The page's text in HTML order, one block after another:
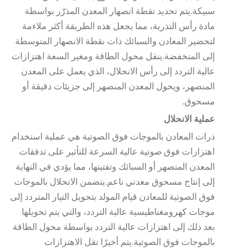
سبيكة.يتم تحديد نقطة انصهار المعدن المذرّر بواسطة
مادة رأس التذرية، مما يجعل هذه الطريقة أكثر ملاءمة
لتحضير المعادن والسبائك ذات نقطة الانصهار المتوسطة
إلى المنخفضة.ينقل محول الطاقة ومغير السعة اهتزازات
عالية التردد إلى رأس الانحلال، الذي يعمل على المعدن
المنصهر، ويحول المعدن المنصهر إلى جزيئات دقيقة أو
مسحوق.
عملية الانحلال
ذرات المعادن بالموجات فوق الصوتية هي عملية استخدام
اهتزازات فوق صوتية عالية السرعة للتأثير على تدفقات
المعدن المنصهر أو السبائك وتفتيتها، مما يؤدي في النهاية
إلى إنتاج مسحوق معدني ناعم.يتضمن الانحلال بالموجات
فوق الصوتية للمعادن قيام المولد بتحويل التيار المتردد إلى
موجات كهرومغناطيسية عالية التردد، والتي يتم تحويلها
بعد ذلك إلى اهتزازات عالية التردد بواسطة محول الطاقة
بالموجات فوق الصوتية.يتم أخيرًا نقل الاهتزازات